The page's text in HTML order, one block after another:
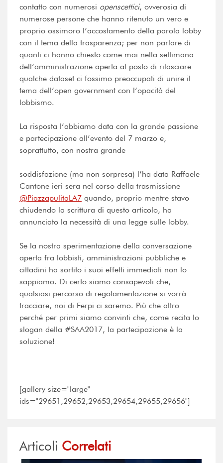
contatto con numerosi openscettici, ovverosia di
numerose persone che hanno ritenuto un vero e
proprio ossimoro l’accostamento della parola lobby
con il tema della trasparenza; per non parlare di
quanti ci hanno chiesto come mai nella settimana
dell’amministrazione aperta al posto di rilasciare
qualche dataset ci fossimo preoccupati di unire il
tema dell’open government con l’opacità del
lobbismo.
La risposta l’abbiamo data con la grande passione
e partecipazione all’evento del 7 marzo e,
soprattutto, con nostra grande
soddisfazione (ma non sorpresa) l’ha data Raffaele
Cantone ieri sera nel corso della trasmissione
@PiazzapulitaLA7 quando, proprio mentre stavo
chiudendo la scrittura di questo articolo, ha
annunciato la necessità di una legge sulle lobby.
Se la nostra sperimentazione della conversazione
aperta fra lobbisti, amministrazioni pubbliche e
cittadini ha sortito i suoi effetti immediati non lo
sappiamo. Di certo siamo consapevoli che,
qualsiasi percorso di regolamentazione si vorrà
tracciare, noi di Ferpi ci saremo. Più che altro
perché per primi siamo convinti che, come recita lo
slogan della #SAA2017, la partecipazione è la
soluzione!
[gallery size="large"
ids="29651,29652,29653,29654,29655,29656"]
Articoli Correlati